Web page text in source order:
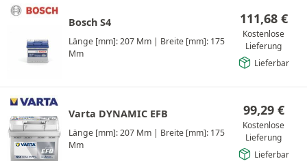
Bosch S4
Länge [mm]: 207 Mm | Breite [mm]: 175
Mm
111,68 €
Kostenlose
Lieferung
Lieferbar
Varta DYNAMIC EFB
Länge [mm]: 207 Mm | Breite [mm]: 175
Mm
99,29 €
Kostenlose
Lieferung
Lieferbar